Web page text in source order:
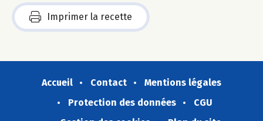
Imprimer la recette
Accueil Contact
Mentions légales
Protection des données
CGU